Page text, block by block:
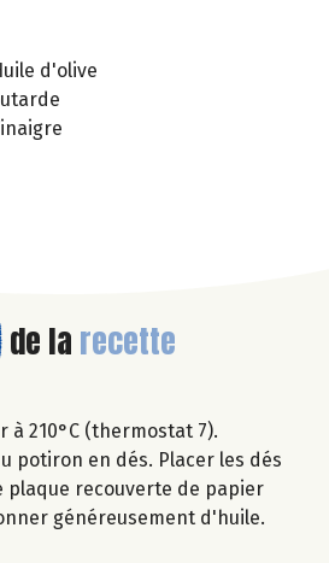
d'olive
de la recette
à 210°C (thermostat 7).
potiron en dés. Placer les dés
plaque recouverte de papier
généreusement d'huile.